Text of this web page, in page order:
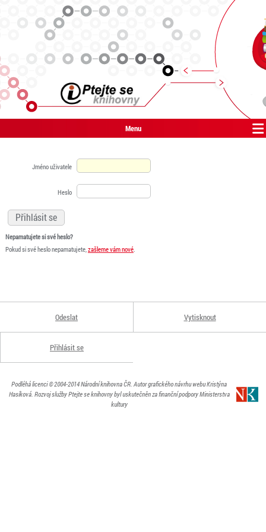
Menu
Jméno uživatele
Heslo
Nepamatujete si své heslo?
Pokud si své heslo nepamatujete,zašleme vám nové.
Odeslat Vytisknout
Přihlásit se
Podléhá licenci© 2004-2014Národní knihovna ČR. Autor grafického návrhu webu Kristýna
Hasíková. Rozvoj služby Ptejte se knihovny byl uskutečněn za finanční podpory Ministerstva
kultury